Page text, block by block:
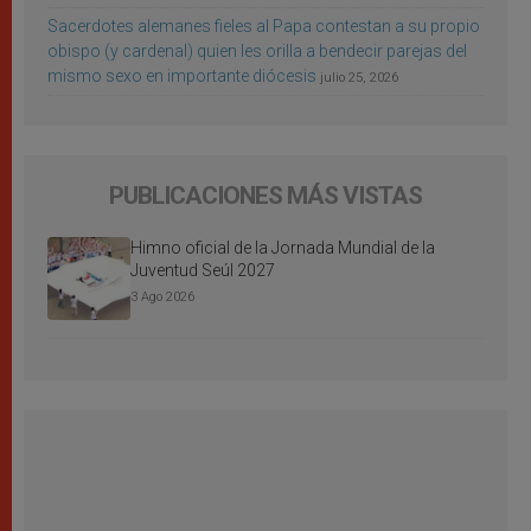
Sacerdotes alemanes fieles al Papa contestan a su propio
obispo (y cardenal) quien les orilla a bendecir parejas del
mismo sexo en importante diócesis julio 25, 2026
PUBLICACIONES MÁS VISTAS
Himno oficial de la Jornada Mundial de la
Juventud Seúl 2027
3 Ago 2026